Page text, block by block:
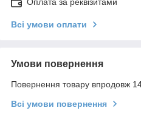
Всі умови оплати
Умови повернення
Повернення товару впродовж
Всі умови повернення